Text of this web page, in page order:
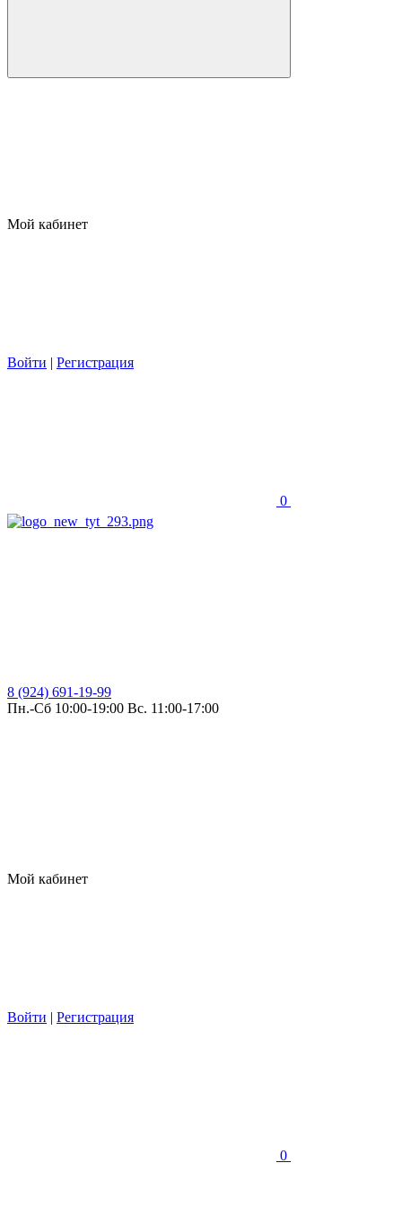
Мой кабинет
Войти | Регистрация
0
8 (924) 691-19-99
Пн.-Сб 10:00-19:00 Вс. 11:00-17:00
Мой кабинет
Войти | Регистрация
0